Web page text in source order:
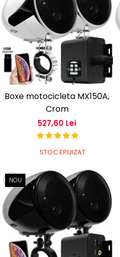
Boxe motocicleta MX150A,
Crom
527,60 Lei
STOC EPUIZAT
NOU